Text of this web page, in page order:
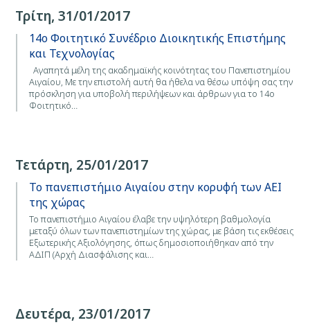
Τρίτη, 31/01/2017
14ο Φοιτητικό Συνέδριο Διοικητικής Επιστήμης
και Τεχνολογίας
Αγαπητά μέλη της ακαδημαϊκής κοινότητας του Πανεπιστημίου
Αιγαίου, Με την επιστολή αυτή θα ήθελα να θέσω υπόψη σας την
πρόσκληση για υποβολή περιλήψεων και άρθρων για το 14ο
Φοιτητικό…
Τετάρτη, 25/01/2017
Το πανεπιστήμιο Αιγαίου στην κορυφή των ΑΕΙ
της χώρας
Το πανεπιστήμιο Αιγαίου έλαβε την υψηλότερη βαθμολογία
μεταξύ όλων των πανεπιστημίων της χώρας, με βάση τις εκθέσεις
Εξωτερικής Αξιολόγησης, όπως δημοσιοποιήθηκαν από την
ΑΔΙΠ (Αρχή Διασφάλισης και…
Δευτέρα, 23/01/2017